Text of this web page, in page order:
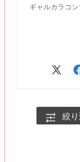
ギャルカラコ
黒目 約1.2㎝
絞